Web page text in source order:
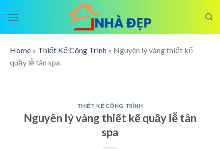
Home » Thiết Kế Công Trình » Nguyên lý vàng thiết kế
quầy lễ tân spa
THIẾT KẾ CÔNG TRÌNH
Nguyên lý vàng thiết kế quầy lễ tân
spa